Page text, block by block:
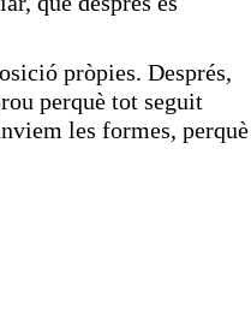
pròpies. Després,
perquè tot seguit
les formes, perquè